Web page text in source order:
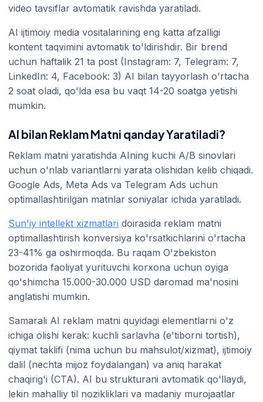
video tavsiflar avtomatik ravishda yaratiladi.
AI ijtimoiy media vositalarining eng katta afzalligi
kontent taqvimini avtomatik to'ldirishdir. Bir brend
uchun haftalik 21 ta post (Instagram: 7, Telegram: 7,
LinkedIn: 4, Facebook: 3) AI bilan tayyorlash o'rtacha
2 soat oladi, qo'lda esa bu vaqt 14-20 soatga yetishi
mumkin.
AI bilan Reklam Matni qanday Yaratiladi?
Reklam matni yaratishda AIning kuchi A/B sinovlari
uchun o'nlab variantlarni yarata olishidan kelib chiqadi.
Google Ads, Meta Ads va Telegram Ads uchun
optimallashtirilgan matnlar soniyalar ichida yaratiladi.
Sun'iy intellekt xizmatlari doirasida reklam matni
optimallashtirish konversiya ko'rsatkichlarini o'rtacha
23-41% ga oshirmoqda. Bu raqam O'zbekiston
bozorida faoliyat yurituvchi korxona uchun oyiga
qo'shimcha 15.000-30.000 USD daromad ma'nosini
anglatishi mumkin.
Samarali AI reklam matni quyidagi elementlarni o'z
ichiga olishi kerak: kuchli sarlavha (e'tiborni tortish),
qiymat taklifi (nima uchun bu mahsulot/xizmat), ijtimoiy
dalil (nechta mijoz foydalangan) va aniq harakat
chaqirig'i (CTA). AI bu strukturani avtomatik qo'llaydi,
lekin mahalliy til nozikliklari va madaniy murojaatlar